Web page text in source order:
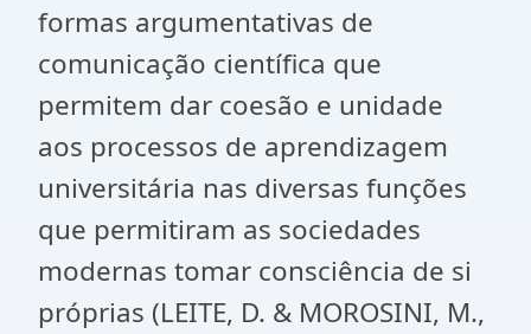
formas argumentativas de
comunicação científica que
permitem dar coesão e unidade
aos processos de aprendizagem
universitária nas diversas funções
que permitiram as sociedades
modernas tomar consciência de si
próprias (LEITE, D. & MOROSINI, M.,